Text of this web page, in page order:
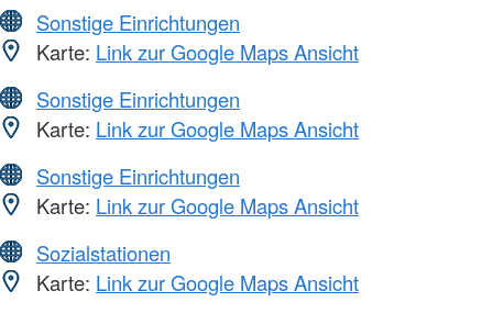
Sonstige Einrichtungen
Karte: Link zur Google Maps Ansicht
Sonstige Einrichtungen
Karte: Link zur Google Maps Ansicht
Sonstige Einrichtungen
Karte: Link zur Google Maps Ansicht
Sozialstationen
Karte: Link zur Google Maps Ansicht